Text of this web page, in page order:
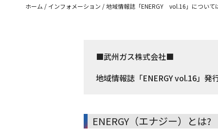
ホーム インフォメーション 地域情報誌「ENERGY vol.16」について
■武州ガス株式会社■
地域情報誌「ENERGY vol.16」発
ENERGY（エナジー）とは?